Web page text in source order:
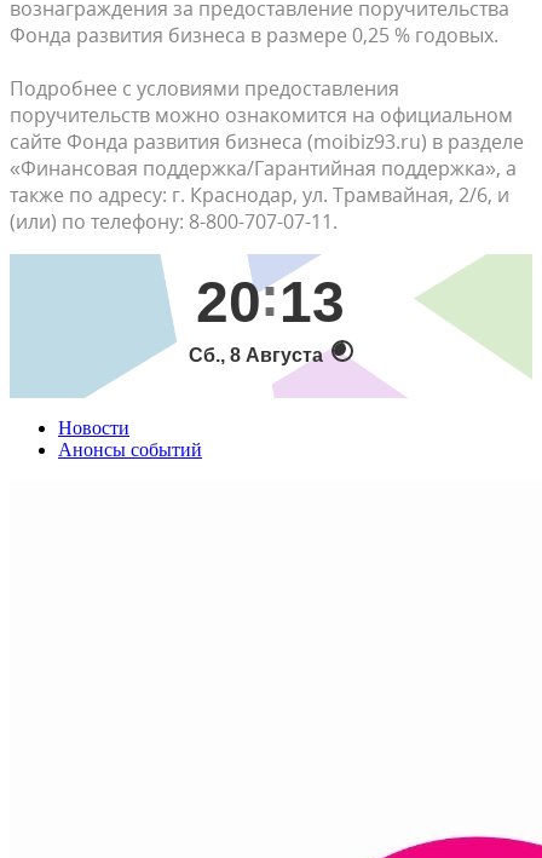
вознаграждения за предоставление поручительства
Фонда развития бизнеса в размере 0,25 % годовых.
Подробнее с условиями предоставления
поручительств можно ознакомится на официальном
сайте Фонда развития бизнеса (moibiz93.ru) в разделе
«Финансовая поддержка/Гарантийная поддержка», а
также по адресу: г. Краснодар, ул. Трамвайная, 2/6, и
(или) по телефону: 8-800-707-07-11.
20 13
Сб., 8 Августа
Новости
Анонсы событий